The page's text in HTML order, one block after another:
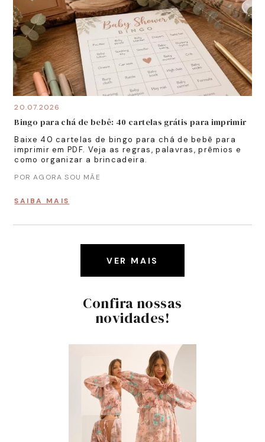
20.07.2026
Bingo para chá de bebê: 40 cartelas grátis para imprimir
Baixe 40 cartelas de bingo para chá de bebê para
imprimir em PDF. Veja as regras, palavras, prêmios e
como organizar a brincadeira.
POR AGORA SOU MÃE
SAIBA MAIS
VER MAIS
Confira nossas
novidades!